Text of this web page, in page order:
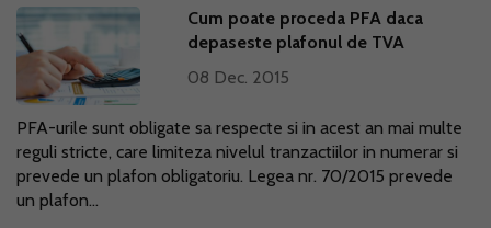
Cum poate proceda PFA daca
depaseste plafonul de TVA
08 Dec. 2015
PFA-urile sunt obligate sa respecte si in acest an mai multe
reguli stricte, care limiteza nivelul tranzactiilor in numerar si
prevede un plafon obligatoriu. Legea nr. 70/2015 prevede
un plafon...